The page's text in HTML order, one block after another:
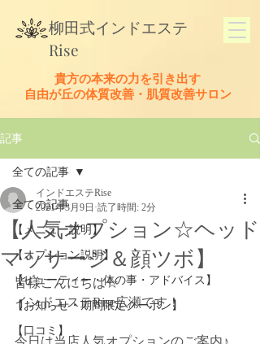
貴方の本来の力を引き出す
​自由が丘の体質改善・肌質改善サロン
​柳田式インドエステ
Rise
記事
全ての記事
【メニュー説明】
【オプション説明】
【ビューティー・体の事・アドバイス】
【お知らせ・期間限定クーポン】
【口コミ】
全ての記事
【人気オプション☆ヘッド
マッサージ＆顔ツボ】
インドエステRise
2021年3月9日 読了時間: 2分
皆様こんにちは☆
インドエステRise広瀬です！
今日は当店人気オプションのご案内♪